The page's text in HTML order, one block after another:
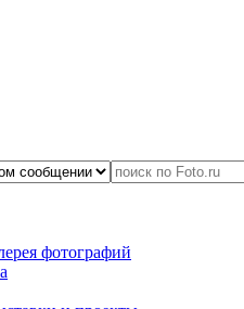
фотографий